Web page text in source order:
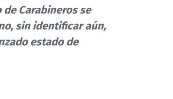
Carabineros se
sin identificar aún,
estado de